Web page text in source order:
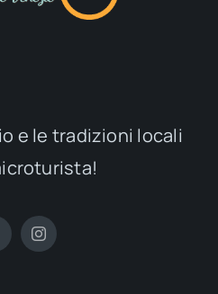
e le tradizioni locali